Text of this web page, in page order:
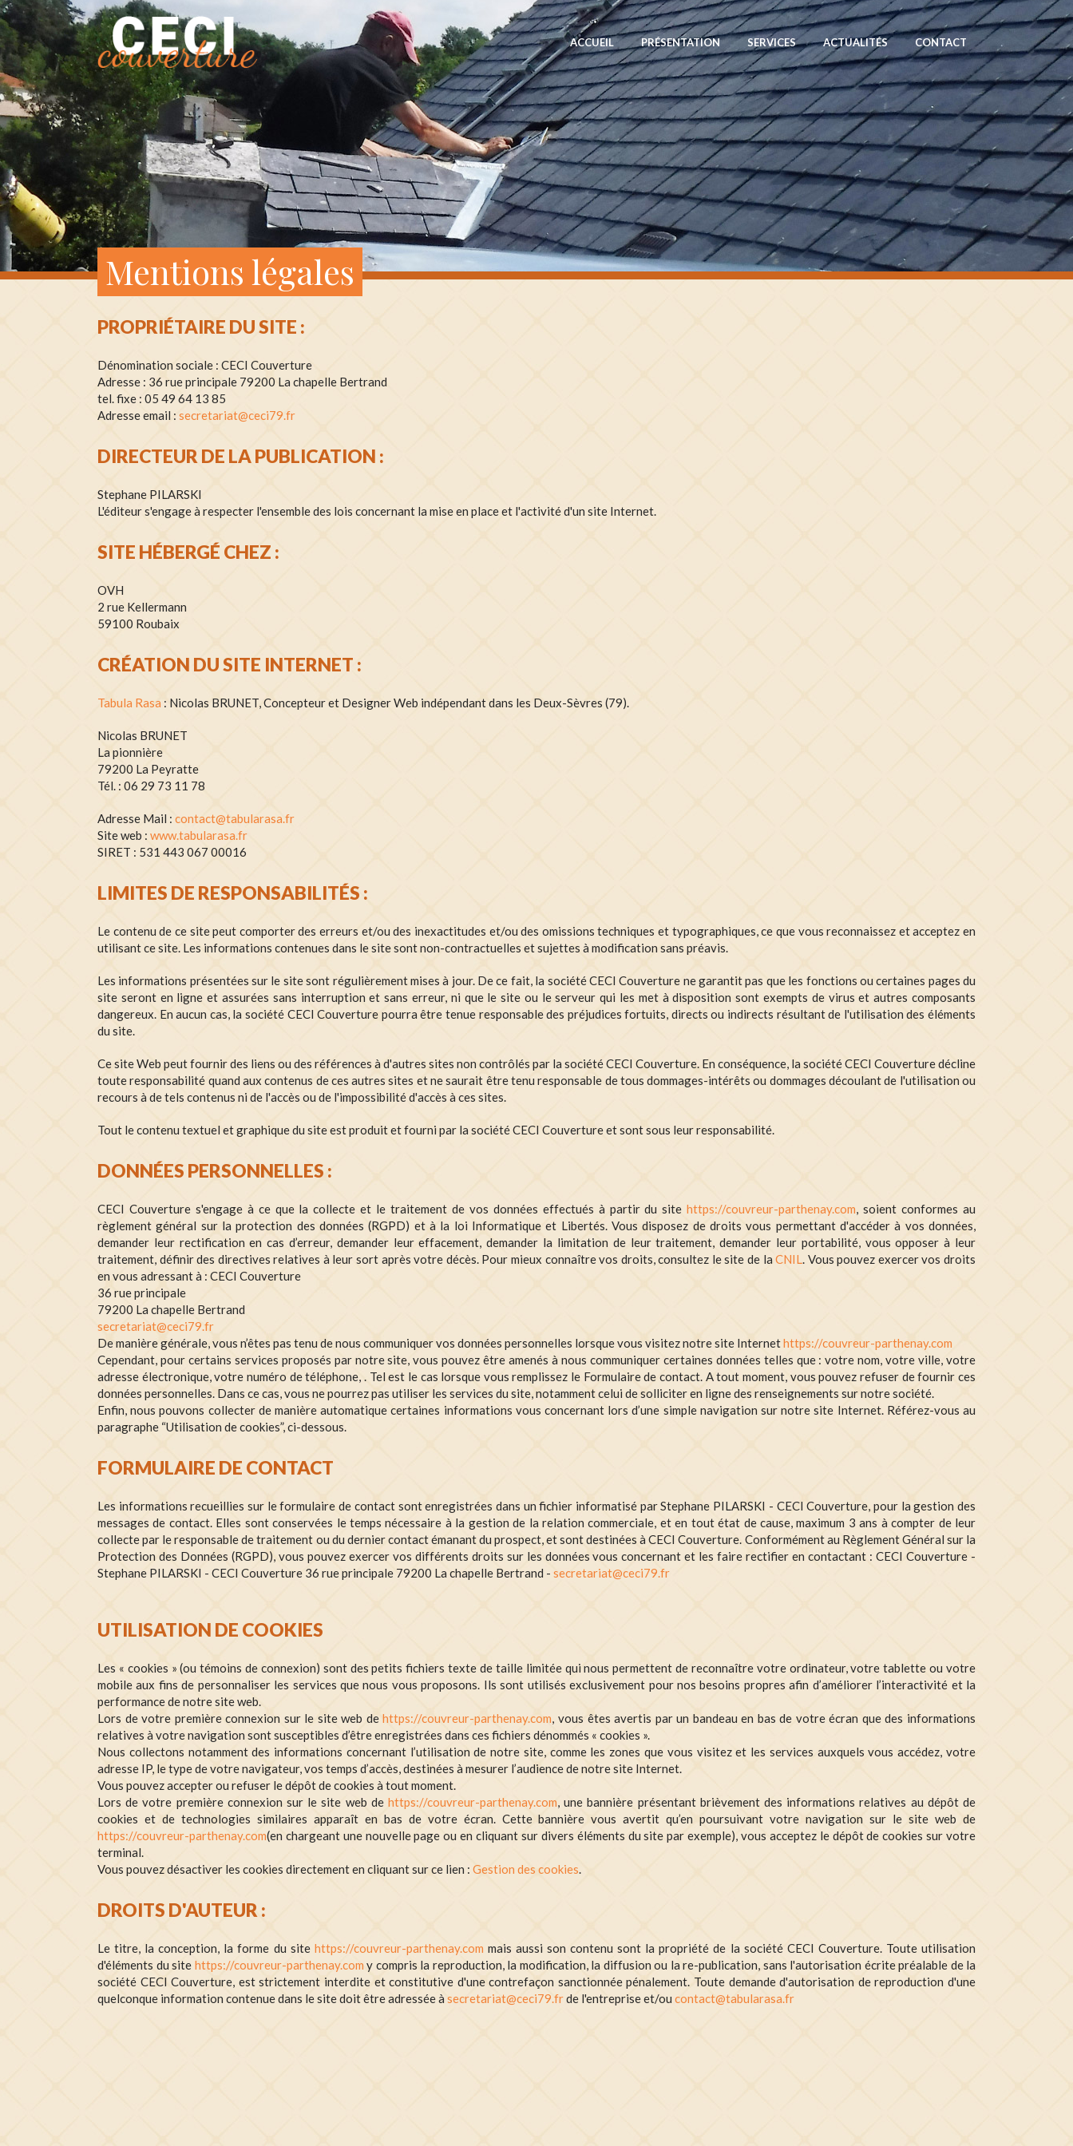
ACCUEIL PRÉSENTATION SERVICES ACTUALITÉS CONTACT
Mentions légales
PROPRIÉTAIRE DU SITE :
Dénomination sociale : CECI Couverture
Adresse : 36 rue principale 79200 La chapelle Bertrand
tel. fixe : 05 49 64 13 85
Adresse email : secretariat@ceci79.fr
DIRECTEUR DE LA PUBLICATION :
Stephane PILARSKI
L'éditeur s'engage à respecter l'ensemble des lois concernant la mise en place et l'activité d'un site Internet.
SITE HÉBERGÉ CHEZ :
OVH
2 rue Kellermann
59100 Roubaix
CRÉATION DU SITE INTERNET :
Tabula Rasa : Nicolas BRUNET, Concepteur et Designer Web indépendant dans les Deux-Sèvres (79).
Nicolas BRUNET
La pionnière
79200 La Peyratte
Tél. : 06 29 73 11 78
Adresse Mail : contact@tabularasa.fr
Site web : www.tabularasa.fr
SIRET : 531 443 067 00016
LIMITES DE RESPONSABILITÉS :
Le contenu de ce site peut comporter des erreurs et/ou des inexactitudes et/ou des omissions techniques et typographiques, ce que vous reconnaissez et acceptez en
utilisant ce site. Les informations contenues dans le site sont non-contractuelles et sujettes à modification sans préavis.
Les informations présentées sur le site sont régulièrement mises à jour. De ce fait, la société CECI Couverture ne garantit pas que les fonctions ou certaines pages du
site seront en ligne et assurées sans interruption et sans erreur, ni que le site ou le serveur qui les met à disposition sont exempts de virus et autres composants
dangereux. En aucun cas, la société CECI Couverture pourra être tenue responsable des préjudices fortuits, directs ou indirects résultant de l'utilisation des éléments
du site.
Ce site Web peut fournir des liens ou des références à d'autres sites non contrôlés par la société CECI Couverture. En conséquence, la société CECI Couverture décline
toute responsabilité quand aux contenus de ces autres sites et ne saurait être tenu responsable de tous dommages-intérêts ou dommages découlant de l'utilisation ou
recours à de tels contenus ni de l'accès ou de l'impossibilité d'accès à ces sites.
Tout le contenu textuel et graphique du site est produit et fourni par la société CECI Couverture et sont sous leur responsabilité.
DONNÉES PERSONNELLES :
CECI Couverture s'engage à ce que la collecte et le traitement de vos données effectués à partir du sitehttps://couvreur-parthenay.com, soient conformes au
règlement général sur la protection des données (RGPD) et à la loi Informatique et Libertés. Vous disposez de droits vous permettant d'accéder à vos données,
demander leur rectification en cas d’erreur, demander leur effacement, demander la limitation de leur traitement, demander leur portabilité, vous opposer à leur
traitement, définir des directives relatives à leur sort après votre décès. Pour mieux connaître vos droits, consultez le site de laCNIL. Vous pouvez exercer vos droits
en vous adressant à : CECI Couverture
36 rue principale
79200 La chapelle Bertrand
secretariat@ceci79.fr
De manière générale, vous n’êtes pas tenu de nous communiquer vos données personnelles lorsque vous visitez notre site Internethttps://couvreur-parthenay.com
Cependant, pour certains services proposés par notre site, vous pouvez être amenés à nous communiquer certaines données telles que : votre nom, votre ville, votre
adresse électronique, votre numéro de téléphone, . Tel est le cas lorsque vous remplissez le Formulaire de contact. A tout moment, vous pouvez refuser de fournir ces
données personnelles. Dans ce cas, vous ne pourrez pas utiliser les services du site, notamment celui de solliciter en ligne des renseignements sur notre société.
Enfin, nous pouvons collecter de manière automatique certaines informations vous concernant lors d’une simple navigation sur notre site Internet. Référez-vous au
paragraphe “Utilisation de cookies”, ci-dessous.
FORMULAIRE DE CONTACT
Les informations recueillies sur le formulaire de contact sont enregistrées dans un fichier informatisé par Stephane PILARSKI - CECI Couverture, pour la gestion des
messages de contact. Elles sont conservées le temps nécessaire à la gestion de la relation commerciale, et en tout état de cause, maximum 3 ans à compter de leur
collecte par le responsable de traitement ou du dernier contact émanant du prospect, et sont destinées à CECI Couverture. Conformément au Règlement Général sur la
Protection des Données (RGPD), vous pouvez exercer vos différents droits sur les données vous concernant et les faire rectifier en contactant : CECI Couverture -
Stephane PILARSKI - CECI Couverture 36 rue principale 79200 La chapelle Bertrand - secretariat@ceci79.fr
UTILISATION DE COOKIES
Les « cookies » (ou témoins de connexion) sont des petits fichiers texte de taille limitée qui nous permettent de reconnaître votre ordinateur, votre tablette ou votre
mobile aux fins de personnaliser les services que nous vous proposons. Ils sont utilisés exclusivement pour nos besoins propres afin d’améliorer l’interactivité et la
performance de notre site web.
Lors de votre première connexion sur le site web dehttps://couvreur-parthenay.com, vous êtes avertis par un bandeau en bas de votre écran que des informations
relatives à votre navigation sont susceptibles d’être enregistrées dans ces fichiers dénommés « cookies ».
Nous collectons notamment des informations concernant l’utilisation de notre site, comme les zones que vous visitez et les services auxquels vous accédez, votre
adresse IP, le type de votre navigateur, vos temps d’accès, destinées à mesurer l’audience de notre site Internet.
Vous pouvez accepter ou refuser le dépôt de cookies à tout moment.
Lors de votre première connexion sur le site web de https://couvreur-parthenay.com, une bannière présentant brièvement des informations relatives au dépôt de
cookies et de technologies similaires apparaît en bas de votre écran. Cette bannière vous avertit qu’en poursuivant votre navigation sur le site web de
https://couvreur-parthenay.com(en chargeant une nouvelle page ou en cliquant sur divers éléments du site par exemple), vous acceptez le dépôt de cookies sur votre
terminal.
Vous pouvez désactiver les cookies directement en cliquant sur ce lien : Gestion des cookies.
DROITS D'AUTEUR :
Le titre, la conception, la forme du site https://couvreur-parthenay.com mais aussi son contenu sont la propriété de la société CECI Couverture. Toute utilisation
d'éléments du site https://couvreur-parthenay.com y compris la reproduction, la modification, la diffusion ou la re-publication, sans l'autorisation écrite préalable de la
société CECI Couverture, est strictement interdite et constitutive d'une contrefaçon sanctionnée pénalement. Toute demande d'autorisation de reproduction d'une
quelconque information contenue dans le site doit être adressée à secretariat@ceci79.frde l'entreprise et/ou contact@tabularasa.fr